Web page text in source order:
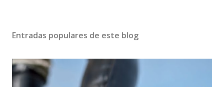
Entradas populares de este blog